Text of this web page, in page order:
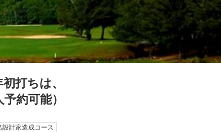
打ちは、
約可能）
設計家造成コース